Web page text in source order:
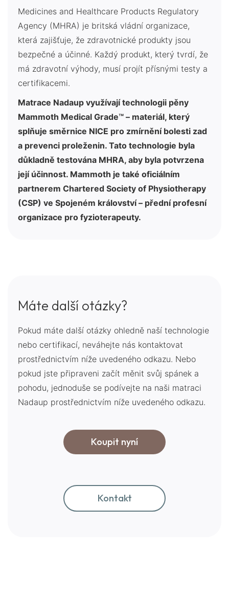
Medicines and Healthcare Products Regulatory
Agency (MHRA) je britská vládní organizace,
která zajišťuje, že zdravotnické produkty jsou
bezpečné a účinné. Každý produkt, který tvrdí, že
má zdravotní výhody, musí projít přísnými testy a
certifikacemi.
Matrace Nadaup využívají technologii pěny
Mammoth Medical Grade™ – materiál, který
splňuje směrnice NICE pro zmírnění bolesti zad
a prevenci proleženin. Tato technologie byla
důkladně testována MHRA, aby byla potvrzena
její účinnost. Mammoth je také oficiálním
partnerem Chartered Society of Physiotherapy
(CSP) ve Spojeném království – přední profesní
organizace pro fyzioterapeuty.
Máte další otázky?
Pokud máte další otázky ohledně naší technologie
nebo certifikací, neváhejte nás kontaktovat
prostřednictvím níže uvedeného odkazu. Nebo
pokud jste připraveni začít měnit svůj spánek a
pohodu, jednoduše se podívejte na naši matraci
Nadaup prostřednictvím níže uvedeného odkazu.
Koupit nyní
Kontakt